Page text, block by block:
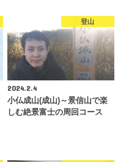
登山
2024.2.4
小仏成山(成山)～景信山で楽
しむ絶景富士の周回コース